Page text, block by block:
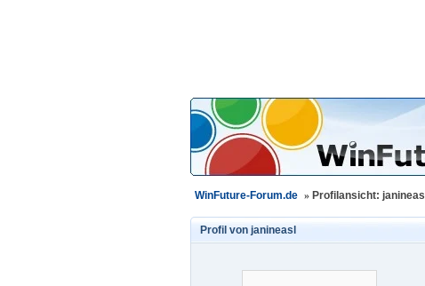
WinFuture-Forum.de » Profilansicht: janineasl
Profil von janineasl